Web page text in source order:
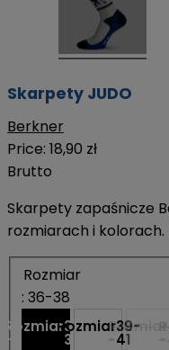
Skarpety JUDO
Berkner
Price: 18,90 zł
Brutto
Skarpety zapaśnicze
rozmiarach i kolorach.
Rozmiar
: 36-38
Rozmiar
-
36-
38
Rozmiar39-
41
Rozmiar